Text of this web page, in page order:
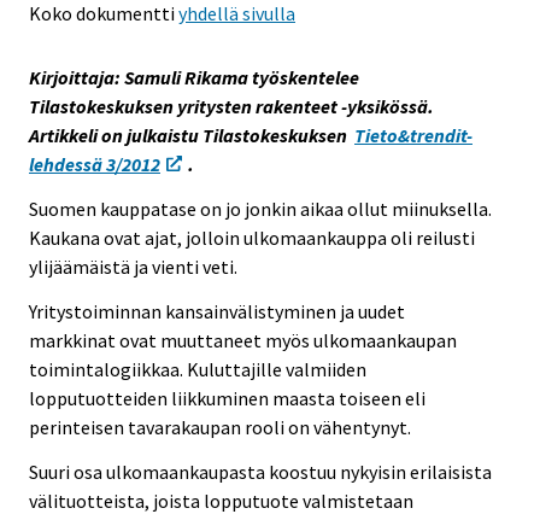
Koko dokumenttiyhdellä sivulla
Kirjoittaja: Samuli Rikama työskentelee
Tilastokeskuksen yritysten rakenteet -yksikössä.
Artikkeli on julkaistu Tilastokeskuksen Tieto&trendit-
lehdessä 3/2012
.
Suomen kauppatase on jo jonkin aikaa ollut miinuksella.
Kaukana ovat ajat, jolloin ulkomaankauppa oli reilusti
ylijäämäistä ja vienti veti.
Yritystoiminnan kansainvälistyminen ja uudet
markkinat ovat muuttaneet myös ulkomaankaupan
toimintalogiikkaa. Kuluttajille valmiiden
lopputuotteiden liikkuminen maasta toiseen eli
perinteisen tavarakaupan rooli on vähentynyt.
Suuri osa ulkomaankaupasta koostuu nykyisin erilaisista
välituotteista, joista lopputuote valmistetaan